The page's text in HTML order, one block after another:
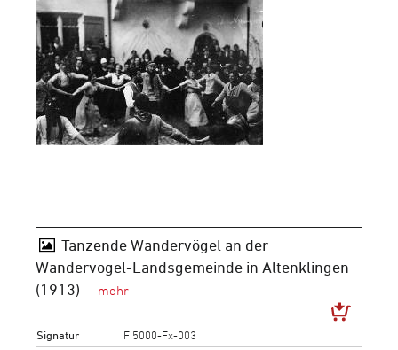
Tanzende Wandervögel an der
Wandervogel-Landsgemeinde in Altenklingen
(1913)
Signatur
F 5000-Fx-003